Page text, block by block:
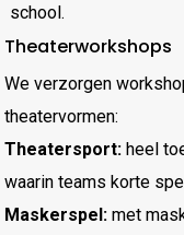
school.
Theaterworkshops
We verzorgen
theatervormen:
Theatersport: heel
waarin teams korte
Maskerspel: met